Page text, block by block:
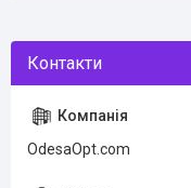
OdesaOpt.com